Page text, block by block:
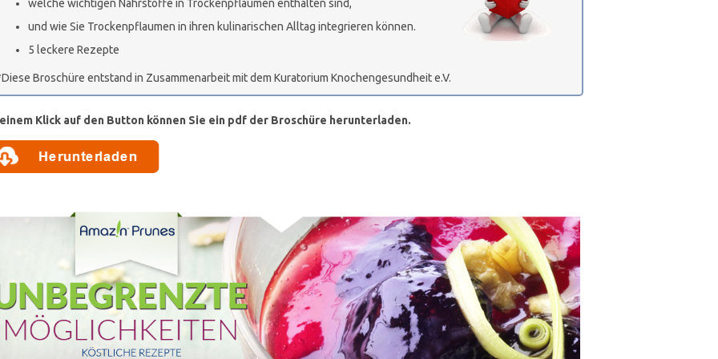
welche wichtigen Nährstoffe in Trockenpflaumen enthalten sind,
und wie Sie Trockenpflaumen in ihren kulinarischen Alltag integrieren können.
5 leckere Rezepte
Broschüre entstand in Zusammenarbeit mit dem Kuratorium Knochengesundheit e.V.
Klick auf den Button können Sie ein pdf der Broschüre herunterladen.